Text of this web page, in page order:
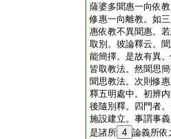
薩婆多聞惠一向依
修惠一向離教。如
惠依教不異聞惠。
取別。彼論釋云。
能簡擇。是故有異
皆取教法。然聞思
聞思教法。次則修
釋五明處中。初辨
後隨別釋。四門者
施設建立。事謂事
是諸所 4 論義所依